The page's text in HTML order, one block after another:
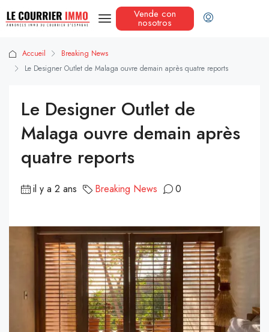
Vende con
nosotros
Accueil
Breaking News
Le Designer Outlet de Malaga ouvre demain après quatre reports
Le Designer Outlet de
Malaga ouvre demain après
quatre reports
il y a 2 ans Breaking News 0